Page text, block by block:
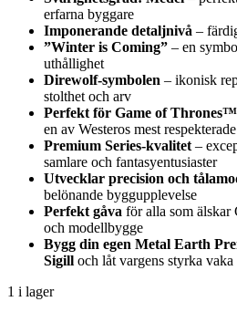
erfarna byggare
Imponerande detaljnivå –
”Winter is Coming” – en
uthållighet
Direwolf-symbolen – ikonisk
stolthet och arv
Perfekt för Game of
en av Westeros mest
Premium Series-kvalitet –
samlare och fantasyentusiaster
Utvecklar precision och
belönande byggupplevelse
Perfekt gåva för alla som
och modellbygge
Bygg din egen Metal Earth
Sigill och låt vargens styrka
1 i lager